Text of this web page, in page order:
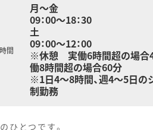
間
月～金
09：00～18：30
土
09：00～12：00
※休憩 実働6時間超の場合
働8時間超の場合60分
※1日4～8時間、週4～5日の
制勤務
ひとつです。